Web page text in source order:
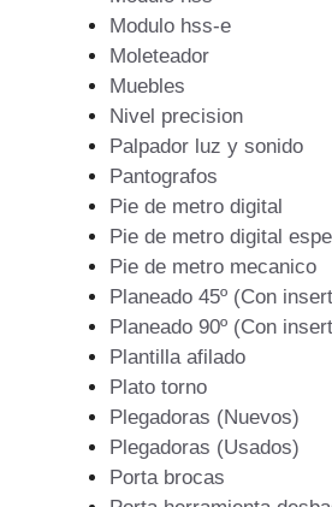
Modulo hss-e
Moleteador
Muebles
Nivel precision
Palpador luz y sonido
Pantografos
Pie de metro digital
Pie de metro digital
Pie de metro mecanico
Planeado 45º (Con
Planeado 90º (Con
Plantilla afilado
Plato torno
Plegadoras (Nuevos)
Plegadoras (Usados)
Porta brocas